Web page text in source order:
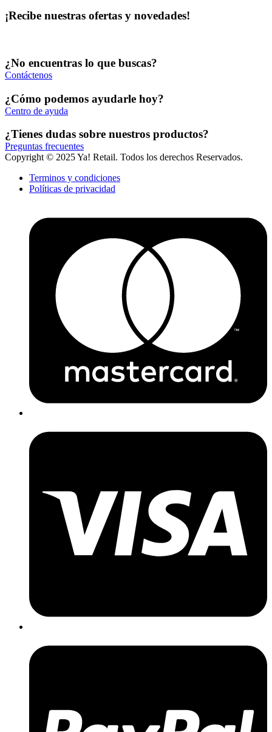
¡Recibe nuestras ofertas y novedades!
¿No encuentras lo que buscas?
Contáctenos
¿Cómo podemos ayudarle hoy?
Centro de ayuda
¿Tienes dudas sobre nuestros productos?
Preguntas frecuentes
Copyright © 2025 Ya! Retail. Todos los derechos Reservados.
Terminos y condiciones
Políticas de privacidad